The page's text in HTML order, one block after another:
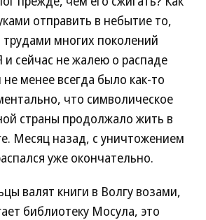
отправить в небытие то,
трудами многих поколений
и сейчас не жалею о распаде
менее всегда было как-то
что символическое
страны продолжало жить в
Месяц назад, с уничтожением
уже окончательно.
валят книги в Волгу возами,
библиотеку Мосула, это